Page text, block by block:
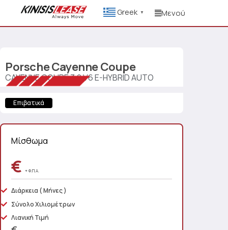
Greek ▼ Μενού
PorscheCayenne Coupe
CAYENNE COUPE 3.0 V6 E-HYBRID AUTO
Επιβατικά
Μίσθωμα
€ + Φ.Π.Α.
Διάρκεια ( Μήνες )
Σύνολο Χιλιομέτρων
Λιανική Τιμή